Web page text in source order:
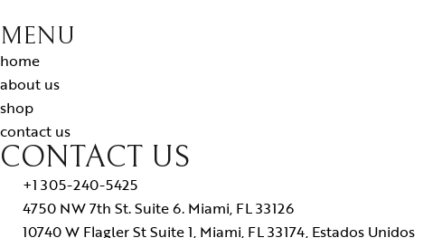
MENU
home
about us
shop
contact us
CONTACT US
+1 305-240-5425
4750 NW 7th St. Suite 6. Miami, FL 33126
10740 W Flagler St Suite 1, Miami, FL 33174, Estados Unidos